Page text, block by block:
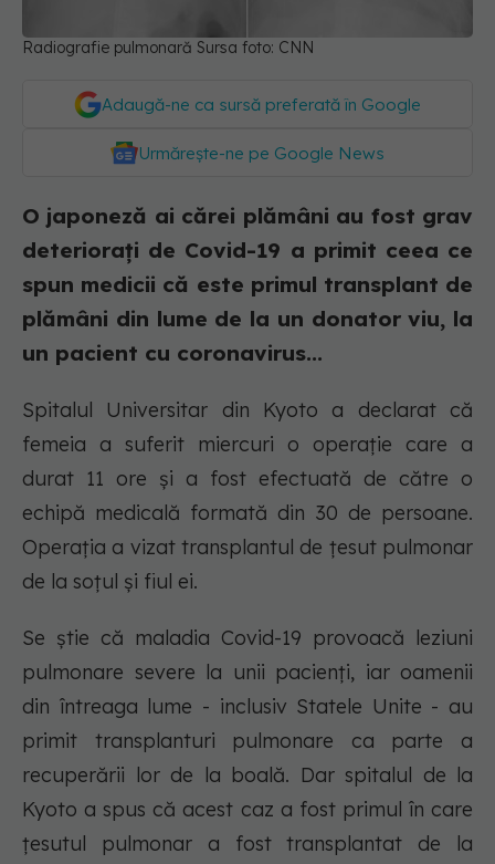
Radiografie pulmonară Sursa foto: CNN
Adaugă-ne ca sursă preferată în Google
Urmărește-ne pe Google News
O japoneză ai cărei plămâni au fost grav
deteriorați de Covid-19 a primit ceea ce
spun medicii că este primul transplant de
plămâni din lume de la un donator viu, la
un pacient cu coronavirus...
Spitalul Universitar din Kyoto a declarat că
femeia a suferit miercuri o operație care a
durat 11 ore și a fost efectuată de către o
echipă medicală formată din 30 de persoane.
Operația a vizat transplantul de țesut pulmonar
de la soțul și fiul ei.
Se știe că maladia Covid-19 provoacă leziuni
pulmonare severe la unii pacienți, iar oamenii
din întreaga lume - inclusiv Statele Unite - au
primit transplanturi pulmonare ca parte a
recuperării lor de la boală. Dar spitalul de la
Kyoto a spus că acest caz a fost primul în care
țesutul pulmonar a fost transplantat de la